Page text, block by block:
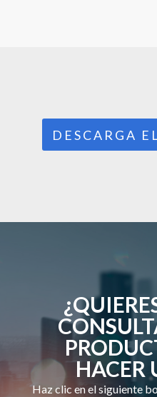
DESCARGA
HACER
Haz clic en el siguiente